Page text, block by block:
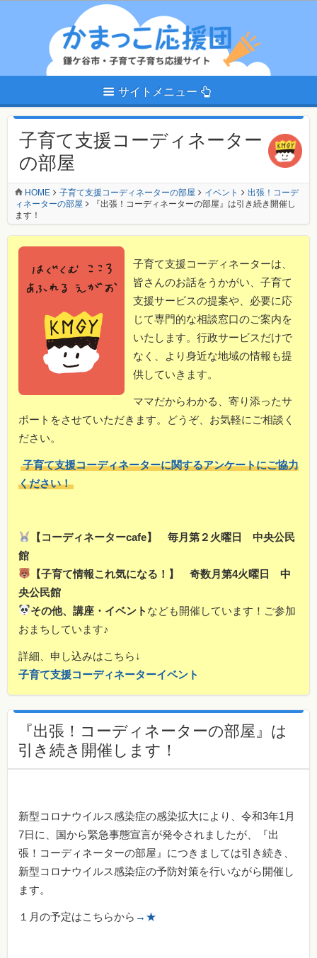
サイトメニュー
子育て支援コーディネーター
の部屋
HOME 子育て支援コーディネーターの部屋 イベント
出張！コーデ
ィネーターの部屋
『出張！コーディネーターの部屋』は引き続き開催し
ます！
子育て支援コーディネーターは、
皆さんのお話をうかがい、子育て
支援サービスの提案や、必要に応
じて専門的な相談窓口のご案内を
いたします。行政サービスだけで
なく、より身近な地域の情報も提
供していきます。
ママだからわかる、寄り添ったサ
ポートをさせていただきます。どうぞ、お気軽にご相談く
ださい。
子育て支援コーディネーターに関するアンケートにご協力
ください！
【コーディネーターcafe】 毎月第２火曜日 中央公民
館
【子育て情報これ気になる！】 奇数月第4火曜日 中
央公民館
その他、講座・イベント なども開催しています！ご参加
おまちしています♪
詳細、申し込みはこちら↓
子育て支援コーディネーターイベント
『出張！コーディネーターの部屋』は
引き続き開催します！
新型コロナウイルス感染症の感染拡大により、令和3年1月
7日に、国から緊急事態宣言が発令されましたが、『出
張！コーディネーターの部屋』につきましては引き続き、
新型コロナウイルス感染症の予防対策を行いながら開催し
ます。
１月の予定はこちらから →★